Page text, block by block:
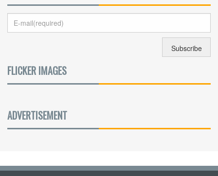
FLICKER IMAGES
ADVERTISEMENT